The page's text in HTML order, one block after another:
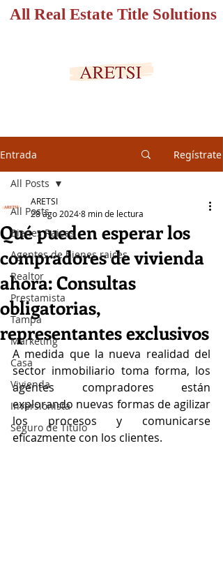
All Real Estate Title Solutions
Entrada Regístrate
All Posts
Bienes Raices
Agentes de bienes raices
Realtor
Prestamista
Tampa
Marketing
Casa
Vivienda
Inversionista
Seguro de Titulo
All Posts
Qué pueden esperar los
compradores de vivienda
ahora: Consultas
obligatorias,
representantes exclusivos
ARETSI
28 ago 20248 min de lectura
A medida que la nueva realidad del
sector inmobiliario toma forma, los
agentes compradores están
explorando nuevas formas de agilizar
los procesos y comunicarse
eficazmente con los clientes.